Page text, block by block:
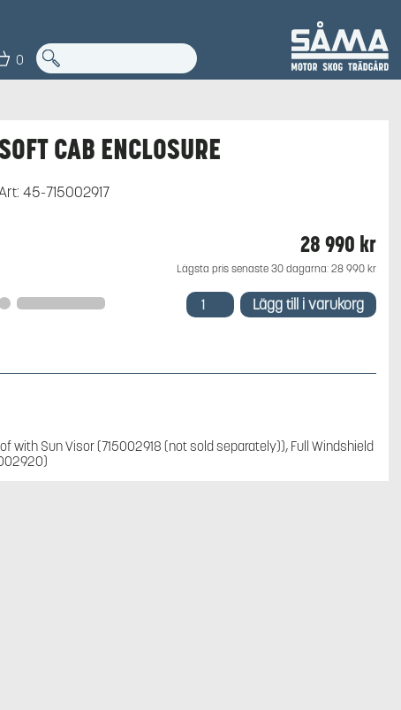
0
CAB ENCLOSURE
45-715002917
28 990 kr
Lägsta pris senaste 30 dagarna: 28 990 kr
SOFT
CAB Lägg till i varukorg
with Sun Visor (715002918 (not sold separately)), Full Windshield